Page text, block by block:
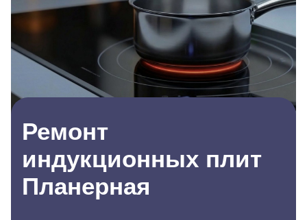
Ремонт
индукционных плит
Планерная